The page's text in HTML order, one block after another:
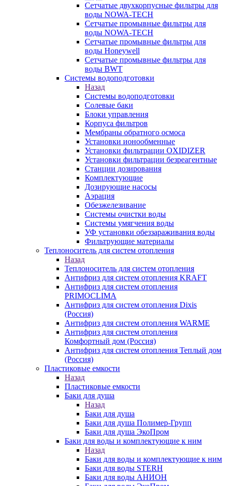
Сетчатые двухкорпусные фильтры для
воды NOWA-TECH
Сетчатые промывные фильтры для
воды NOWA-TECH
Сетчатые промывные фильтры для
воды Honeywell
Сетчатые промывные фильтры для
воды BWT
Системы водоподготовки
Назад
Системы водоподготовки
Солевые баки
Блоки управления
Корпуса фильтров
Мембраны обратного осмоса
Установки ионообменные
Установки фильтрации OXIDIZER
Установки фильтрации безреагентные
Станции дозирования
Комплектующие
Дозирующие насосы
Аэрация
Обезжелезивание
Системы очистки воды
Системы умягчения воды
УФ установки обеззараживания воды
Фильтрующие материалы
Теплоноситель для систем отопления
Назад
Теплоноситель для систем отопления
Антифриз для систем отопления KRAFT
Антифриз для систем отопления
PRIMOCLIMA
Антифриз для систем отопления Dixis
(Россия)
Антифриз для систем отопления WARME
Антифриз для систем отопления
Комфортный дом (Россия)
Антифриз для систем отопления Теплый дом
(Россия)
Пластиковые емкости
Назад
Пластиковые емкости
Баки для душа
Назад
Баки для душа
Баки для душа Полимер-Групп
Баки для душа ЭкоПром
Баки для воды и комплектующие к ним
Назад
Баки для воды и комплектующие к ним
Баки для воды STERH
Баки для воды АНИОН